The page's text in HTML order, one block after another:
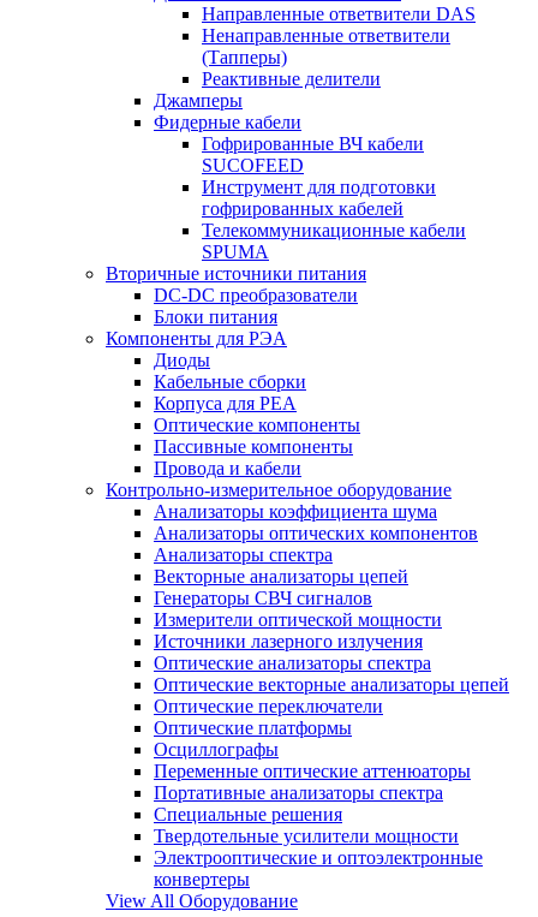
Направленные ответвители DAS
Ненаправленные ответвители
(Тапперы)
Реактивные делители
Джамперы
Фидерные кабели
Гофрированные ВЧ кабели
SUCOFEED
Инструмент для подготовки
гофрированных кабелей
Телекоммуникационные кабели
SPUMA
Вторичные источники питания
DC-DC преобразователи
Блоки питания
Компоненты для РЭА
Диоды
Кабельные сборки
Корпуса для РЕА
Оптические компоненты
Пассивные компоненты
Провода и кабели
Контрольно-измерительное оборудование
Анализаторы коэффициента шума
Анализаторы оптических компонентов
Анализаторы спектра
Векторные анализаторы цепей
Генераторы СВЧ сигналов
Измерители оптической мощности
Источники лазерного излучения
Оптические анализаторы спектра
Оптические векторные анализаторы цепей
Оптические переключатели
Оптические платформы
Осциллографы
Переменные оптические аттенюаторы
Портативные анализаторы спектра
Специальные решения
Твердотельные усилители мощности
Электрооптические и оптоэлектронные
конвертеры
View All Оборудование